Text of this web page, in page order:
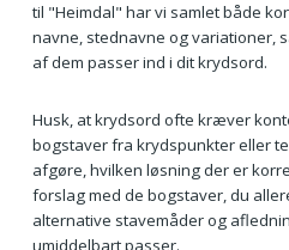
til "Heimdal" har vi samlet både
navne, stednavne og variationer,
af dem passer ind i dit krydsord.
Husk, at krydsord ofte kræver
bogstaver fra krydspunkter eller
afgøre, hvilken løsning der er
forslag med de bogstaver, du
alternative stavemåder og
umiddelbart passer.